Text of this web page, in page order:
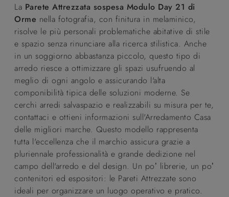
La Parete Attrezzata sospesa Modulo Day 21 di
Orme nella fotografia, con finitura in melaminico,
risolve le più personali problematiche abitative di stile
e spazio senza rinunciare alla ricerca stilistica. Anche
in un soggiorno abbastanza piccolo, questo tipo di
arredo riesce a ottimizzare gli spazi usufruendo al
meglio di ogni angolo e assicurando l'alta
componibilità tipica delle soluzioni moderne. Se
cerchi arredi salvaspazio e realizzabili su misura per te,
contattaci e ottieni informazioni sull'Arredamento Casa
delle migliori marche. Questo modello rappresenta
tutta l'eccellenza che il marchio assicura grazie a
pluriennale professionalità e grande dedizione nel
campo dell'arredo e del design. Un po’ librerie, un po’
contenitori ed espositori: le Pareti Attrezzate sono
ideali per organizzare un luogo operativo e pratico.